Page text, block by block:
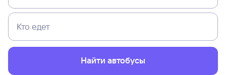
Кто едет
Найти автобусы